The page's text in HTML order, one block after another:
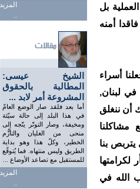
المزيد
..
الشيخ عيسى:
المطالبة بالحقوق
المشروعة أمر لابد ...
أما بعد فلقد صار الوضع العامّ
في هذا البلد إلى حالة سيّئة
ومخيفة، وصار التوتّر يتّجه إلى
منحى من الغليان والتأزُّم
الخطير، وكلّ هذا وهو بداية
الطريق وليس منتهاه. فما يُتوقّع
للمستقبل مع تصاعد الأوضاع ...
المزيد
..
بل
أمنه
أسراء
في لبنان,
أن ننغلق
يتربص بنا
لكرامتها
الله في